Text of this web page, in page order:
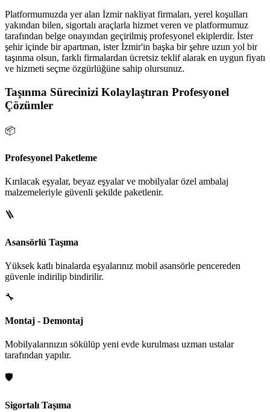
Platformumuzda yer alan İzmir nakliyat firmaları, yerel koşulları
yakından bilen, sigortalı araçlarla hizmet veren ve platformumuz
tarafından belge onayından geçirilmiş profesyonel ekiplerdir. İster
şehir içinde bir apartman, ister İzmir'in başka bir şehre uzun yol bir
taşınma olsun, farklı firmalardan ücretsiz teklif alarak en uygun fiyatı
ve hizmeti seçme özgürlüğüne sahip olursunuz.
Taşınma Sürecinizi Kolaylaştıran Profesyonel
Çözümler
📦
Profesyonel Paketleme
Kırılacak eşyalar, beyaz eşyalar ve mobilyalar özel ambalaj
malzemeleriyle güvenli şekilde paketlenir.
🪜
Asansörlü Taşıma
Yüksek katlı binalarda eşyalarınız mobil asansörle pencereden
güvenle indirilip bindirilir.
🔧
Montaj - Demontaj
Mobilyalarınızın sökülüp yeni evde kurulması uzman ustalar
tarafından yapılır.
🛡️
Sigortalı Taşıma